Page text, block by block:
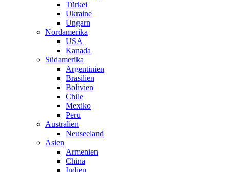
Türkei
Ukraine
Ungarn
Nordamerika
USA
Kanada
Südamerika
Argentinien
Brasilien
Bolivien
Chile
Mexiko
Peru
Australien
Neuseeland
Asien
Armenien
China
Indien